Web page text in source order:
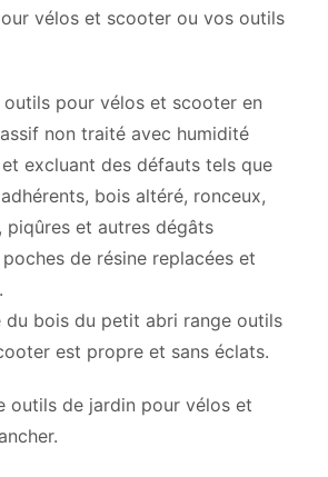
vélos et scooter ou vos outils
pour vélos et scooter en
non traité avec humidité
et excluant des défauts tels que
bois altéré, ronceux,
piqûres et autres dégâts
poches de résine replacées et
du bois du petit abri range outils
est propre et sans éclats.
outils de jardin pour vélos et